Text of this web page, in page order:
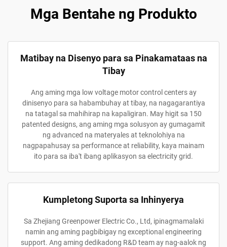
Mga Bentahe ng Produkto
Matibay na Disenyo para sa Pinakamataas na
Tibay
Ang aming mga low voltage motor control centers ay
dinisenyo para sa habambuhay at tibay, na nagagarantiya
na tatagal sa mahihirap na kapaligiran. May higit sa 150
patented designs, ang aming mga solusyon ay gumagamit
ng advanced na materyales at teknolohiya na
nagpapahusay sa performance at reliability, kaya mainam
ito para sa iba't ibang aplikasyon sa electricity grid.
Kumpletong Suporta sa Inhinyerya
Sa Zhejiang Greenpower Electric Co., Ltd, ipinagmamalaki
namin ang aming pagbibigay ng exceptional engineering
support. Ang aming dedikadong R&D team ay nag-aalok ng